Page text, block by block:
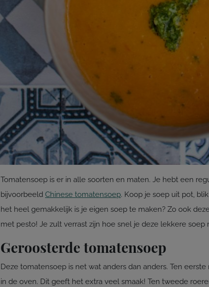
Tomatensoep is er in alle soorten en maten. Je hebt een
bijvoorbeeld Chinese tomatensoep. Koop je soep uit pot,
het heel gemakkelijk is je eigen soep te maken? Zo ook
met pesto! Je zult verrast zijn hoe snel je deze lekkere soep
Geroosterde tomatensoep
Deze tomatensoep is net wat anders dan anders. Ten
in de oven. Dit geeft het extra veel smaak! Ten tweede